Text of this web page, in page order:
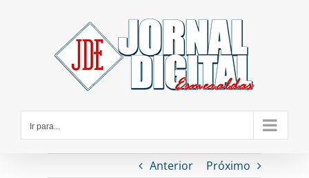
Ir para...
Anterior Próximo